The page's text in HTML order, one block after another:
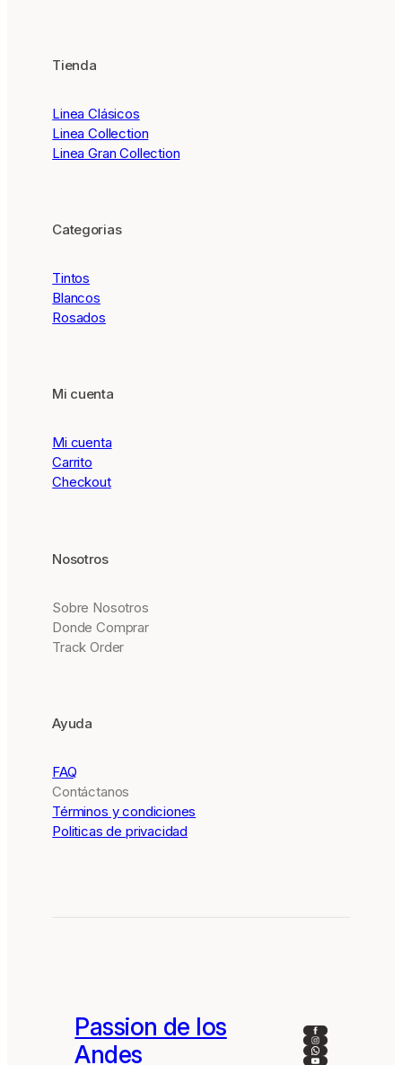
Tienda
Linea Clásicos
Linea Collection
Linea Gran Collection
Categorias
Tintos
Blancos
Rosados
Mi cuenta
Mi cuenta
Carrito
Checkout
Nosotros
Sobre Nosotros
Donde Comprar
Track Order
Ayuda
FAQ
Contáctanos
Términos y condiciones
Politicas de privacidad
Passion de los
Andes
Facebook
Instagram
WhatsApp
YouTube